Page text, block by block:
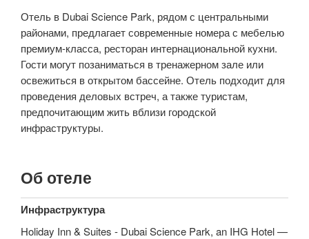
Отель в Dubai Science Park, рядом с центральными
районами, предлагает современные номера с мебелью
премиум-класса, ресторан интернациональной кухни.
Гости могут позаниматься в тренажерном зале или
освежиться в открытом бассейне. Отель подходит для
проведения деловых встреч, а также туристам,
предпочитающим жить вблизи городской
инфраструктуры.
Об отеле
Инфраструктура
Holiday Inn & Suites - Dubai Science Park, an IHG Hotel —